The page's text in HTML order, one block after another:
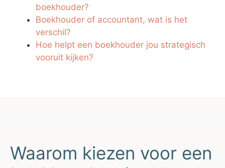
boekhouder?
Boekhouder of accountant, wat is het
verschil?
Hoe helpt een boekhouder jou strategisch
vooruit kijken?
Waarom kiezen voor een